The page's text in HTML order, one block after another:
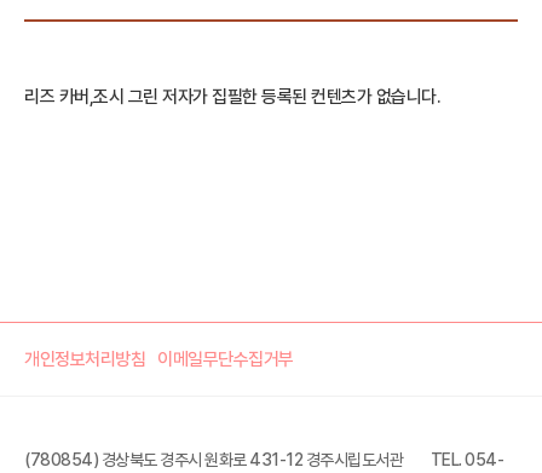
리즈 카버,조시 그린 저자가 집필한 등록된 컨텐츠가 없습니다.
개인정보처리방침 이메일무단수집거부
(780854) 경상북도 경주시 원화로 431-12 경주시립도서관 TEL. 054-